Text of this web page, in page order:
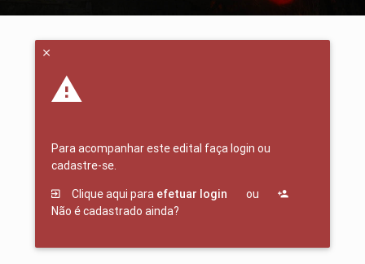
Para acompanhar este edital faça login ou
cadastre-se.
Clique aqui para efetuar login
ou
Não é cadastrado ainda?